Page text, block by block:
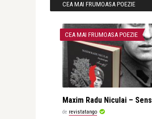
CEA MAI FRUMOASA POEZIE
CEA MAI FRUMOASA POEZIE
Maxim Radu Niculai – Sens
de revistatango